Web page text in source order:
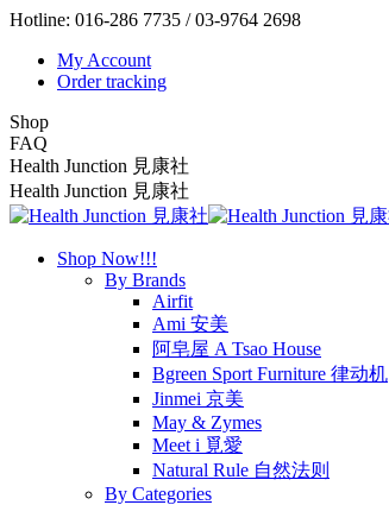
Skip
content
Hotline: 016-286 7735 / 03-9764 2698
My Account
Order tracking
Shop
FAQ
Health Junction 見康社
Health Junction 見康社
Shop Now!!!
By Brands
Airfit
Ami 安美
阿皂屋 A Tsao House
Bgreen Sport Furniture 律动机
Jinmei 京美
May & Zymes
Meet i 覓愛
Natural Rule 自然法则
By Categories